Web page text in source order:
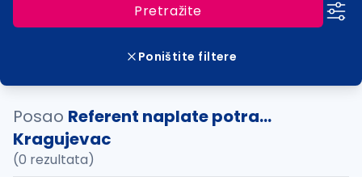
Pretražite
Poništite filtere
Posao Referent naplate potra...
Kragujevac
(0 rezultata)